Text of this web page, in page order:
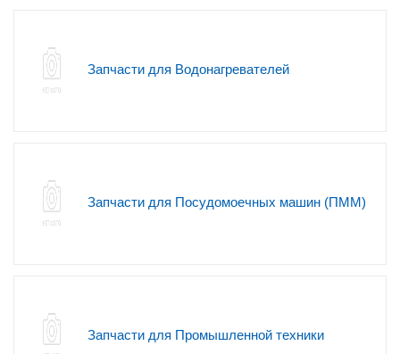
Запчасти для Водонагревателей
Запчасти для Посудомоечных машин (ПММ)
Запчасти для Промышленной техники